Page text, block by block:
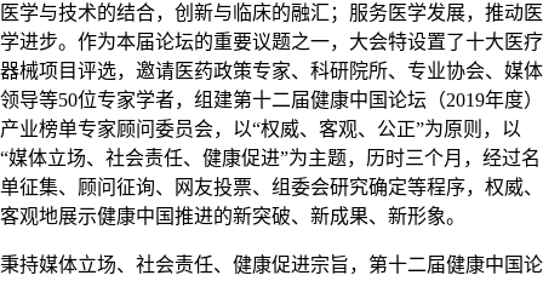
医学与技术的结合，创新与临床的融汇；服务医学发展，推动医
学进步。作为本届论坛的重要议题之一，大会特设置了十大医疗
器械项目评选，邀请医药政策专家、科研院所、专业协会、媒体
领导等50位专家学者，组建第十二届健康中国论坛（2019年度）
产业榜单专家顾问委员会，以“权威、客观、公正”为原则，以
“媒体立场、社会责任、健康促进”为主题，历时三个月，经过名
单征集、顾问征询、网友投票、组委会研究确定等程序，权威、
客观地展示健康中国推进的新突破、新成果、新形象。
秉持媒体立场、社会责任、健康促进宗旨，第十二届健康中国论